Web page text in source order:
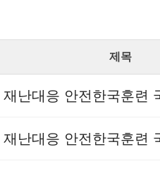
제목
재난대응 안전한국훈련
재난대응 안전한국훈련